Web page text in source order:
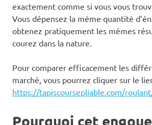
exactement comme si vous vous
Vous dépensez la même quantité
obtenez pratiquement les mêmes
courez dans la nature.
Pour comparer efficacement les
marché, vous pourrez cliquer sur le
https://tapiscoursepliable.com/
Pourquoi cet